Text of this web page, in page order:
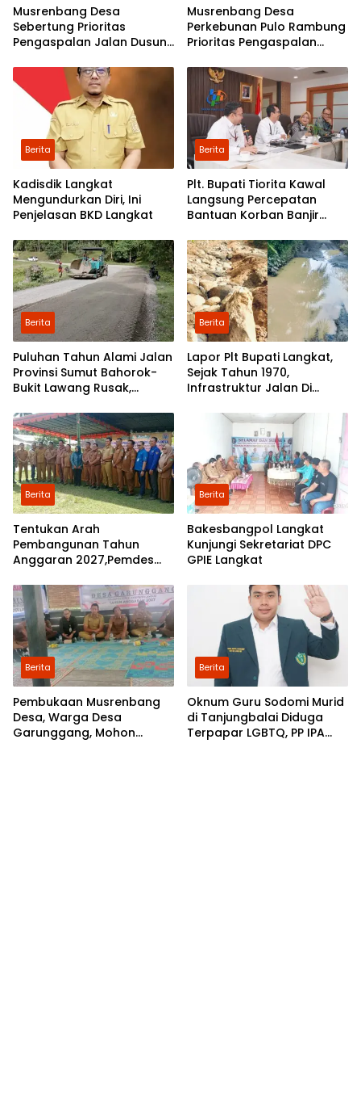
Musrenbang Desa
Sebertung Prioritas
Pengaspalan Jalan Dusun
Musrenbang Desa
Perkebunan Pulo Rambung
Prioritas Pengaspalan
Dusun Pondok Boyan
Berita
Kadisdik Langkat
Mengundurkan Diri, Ini
Penjelasan BKD Langkat
Berita
Plt. Bupati Tiorita Kawal
Langsung Percepatan
Bantuan Korban Banjir
Berita
Puluhan Tahun Alami Jalan
Provinsi Sumut Bahorok-
Bukit Lawang Rusak,
Perbaikan
Berita
Lapor Plt Bupati Langkat,
Sejak Tahun 1970,
Infrastruktur Jalan Di
Diperhatikan Pemerintah
Kabupaten Langkat
Berita
Tentukan Arah
Pembangunan Tahun
Anggaran 2027,Pemdes
Musrenbang
Berita
Bakesbangpol Langkat
Kunjungi Sekretariat DPC
GPIE Langkat
Berita
Pembukaan Musrenbang
Desa, Warga Desa
Garunggang, Mohon
Berita
Oknum Guru Sodomi Murid
di Tanjungbalai Diduga
Terpapar LGBTQ, PP IPA